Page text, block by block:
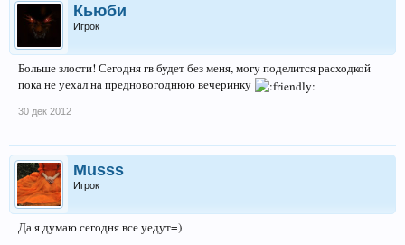
Кьюби
Игрок
Больше злости! Сегодня гв будет без меня, могу поделится расходкой
пока не уехал на предновогоднюю вечеринку
30 дек 2012
Musss
Игрок
Да я думаю сегодня все уедут=)